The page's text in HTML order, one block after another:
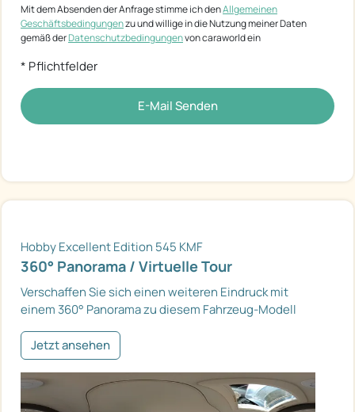
Mit dem Absenden der Anfrage stimme ich denAllgemeinen
Geschäftsbedingungenzu und willige in die Nutzung meiner Daten
gemäß derDatenschutzbedingungenvon caraworld ein
* Pflichtfelder
E-Mail Senden
Hobby Excellent Edition 545 KMF
360° Panorama / Virtuelle Tour
Verschaffen Sie sich einen weiteren Eindruck mit
einem 360° Panorama zu diesem Fahrzeug-Modell
Jetzt ansehen